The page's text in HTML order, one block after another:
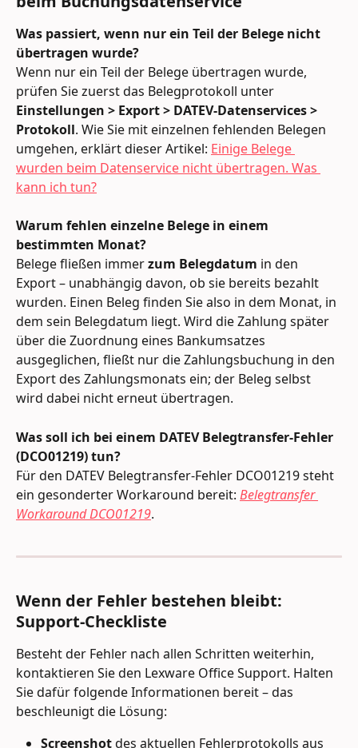
Was passiert, wenn nur ein Teil der Belege nicht
übertragen wurde?
Wenn nur ein Teil der Belege übertragen wurde,
prüfen Sie zuerst das Belegprotokoll unter
Einstellungen > Export > DATEV-Datenservices >
Protokoll. Wie Sie mit einzelnen fehlenden Belegen
umgehen, erklärt dieser Artikel: Einige Belege
wurden beim Datenservice nicht übertragen. Was
kann ich tun?
Warum fehlen einzelne Belege in einem
bestimmten Monat?
Belege fließen immer zum Belegdatum in den
Export – unabhängig davon, ob sie bereits bezahlt
wurden. Einen Beleg finden Sie also in dem Monat, in
dem sein Belegdatum liegt. Wird die Zahlung später
über die Zuordnung eines Bankumsatzes
ausgeglichen, fließt nur die Zahlungsbuchung in den
Export des Zahlungsmonats ein; der Beleg selbst
wird dabei nicht erneut übertragen.
Was soll ich bei einem DATEV Belegtransfer-Fehler
(DCO01219) tun?
Für den DATEV Belegtransfer-Fehler DCO01219 steht
ein gesonderter Workaround bereit: Belegtransfer
Workaround DCO01219.
Wenn der Fehler bestehen bleibt:
Support-Checkliste
Besteht der Fehler nach allen Schritten weiterhin,
kontaktieren Sie den Lexware Office Support. Halten
Sie dafür folgende Informationen bereit – das
beschleunigt die Lösung:
Screenshot des aktuellen Fehlerprotokolls aus